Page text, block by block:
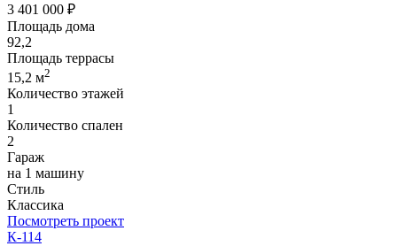
3 401 000 ₽
Площадь дома
92,2
Площадь террасы
15,2 м2
Количество этажей
1
Количество спален
2
Гараж
на 1 машину
Стиль
Классика
Посмотреть проект
К-114